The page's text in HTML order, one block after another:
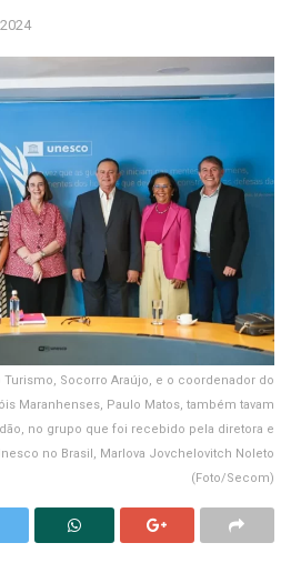
Turismo, Socorro Araújo, e o coordenador do
Maranhenses, Paulo Matos, também tavam
no grupo que foi recebido pela diretora e
no Brasil, Marlova Jovchelovitch Noleto
(Foto/Secom)